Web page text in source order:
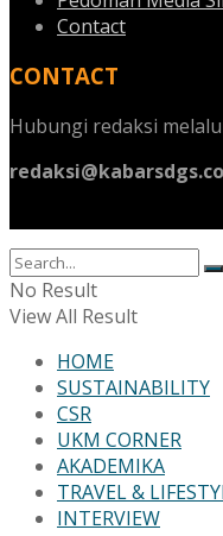
Contact
CONTACT
Hubungi redaksi
No Result
View All Result
HOME
SUSTAINABILITY
CSR
UKM CORNER
AKADEMIKA
TRAVEL &
INTERVIEW